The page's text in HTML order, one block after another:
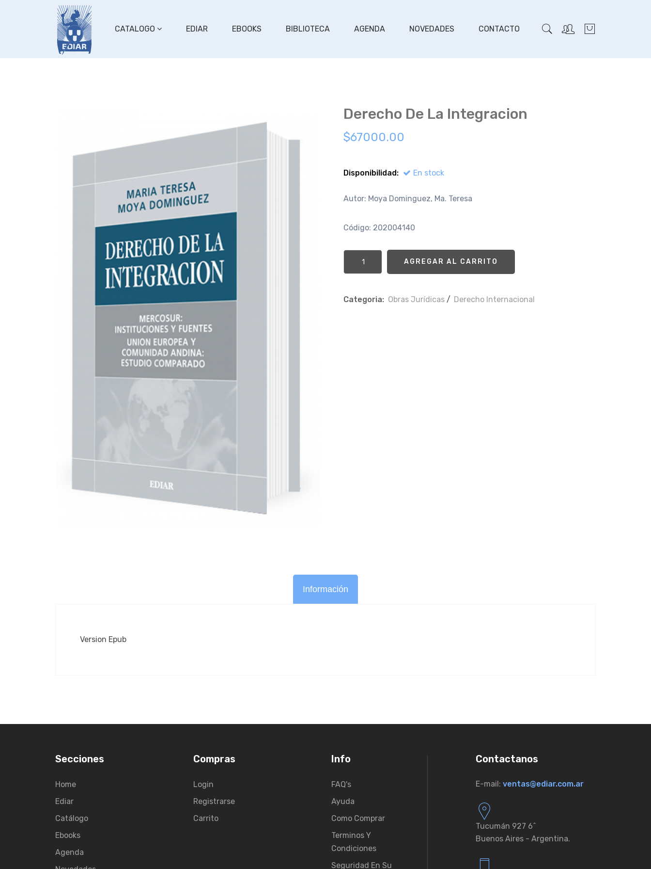
CATALOGO EDIAR EBOOKS BIBLIOTECA AGENDA NOVEDADES CONTACTO
Derecho De La Integracion
$67000.00
Disponibilidad: En stock
Autor: Moya Dominguez, Ma. Teresa
Código: 202004140
AGREGAR AL CARRITO
Categoria: Obras Jurí­dicas / Derecho Internacional
Información
Version Epub
Secciones
Home
Ediar
Catálogo
Ebooks
Agenda
Compras
Login
Registrarse
Carrito
Info
FAQ's
Ayuda
Como Comprar
Terminos Y
Condiciones
Seguridad En Su
Contactanos
E-mail: ventas@ediar.com.ar
Tucumán 927 6ˆ
Buenos Aires - Argentina.